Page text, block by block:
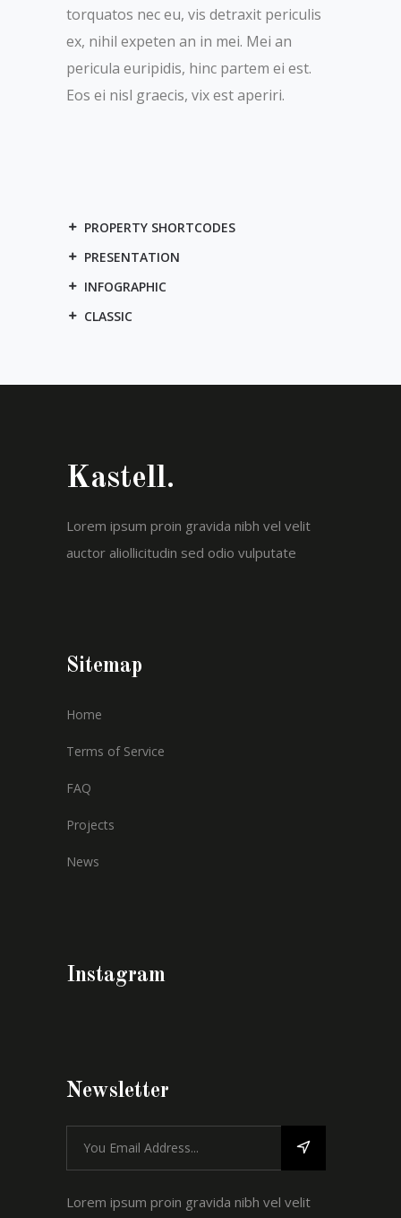
torquatos nec eu, vis detraxit periculis
ex, nihil expeten an in mei. Mei an
pericula euripidis, hinc partem ei est.
Eos ei nisl graecis, vix est aperiri.
PROPERTY SHORTCODES
PRESENTATION
INFOGRAPHIC
CLASSIC
Kastell.
Lorem ipsum proin gravida nibh vel velit
auctor aliollicitudin sed odio vulputate
Sitemap
Home
Terms of Service
FAQ
Projects
News
Instagram
Newsletter
Lorem ipsum proin gravida nibh vel velit